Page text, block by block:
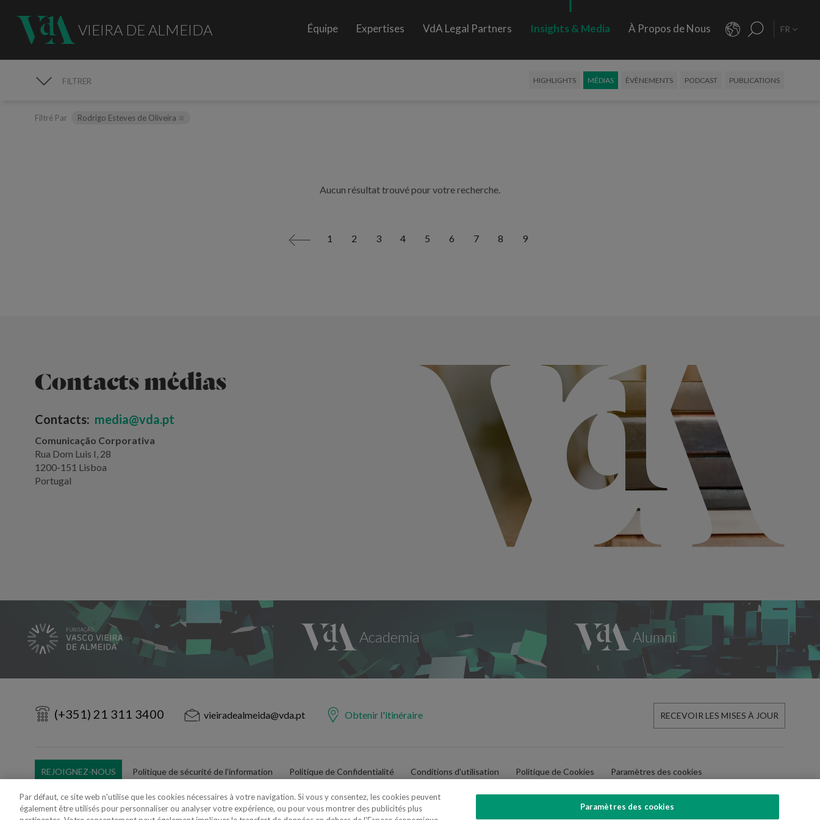
VIEIRA DE ALMEIDA Équipe Expertises VdA Legal Partners Insights & Media À Propos de Nous FR
FILTRER HIGHLIGHTS MÉDIAS ÉVÈNEMENTS PODCAST PUBLICATIONS
Filtré Par Rodrigo Esteves de Oliveira
Aucun résultat trouvé pour votre recherche.
< 1 2 3 4 5 6 7 8 9
Contacts médias
Contacts: media@vda.pt
Comunicação Corporativa
Rua Dom Luis I, 28
1200-151 Lisboa
Portugal
(+351) 21 311 3400 vieiradealmeida@vda.pt Obtenir l'itinéraire RECEVOIR LES MISES À JOUR
REJOIGNEZ-NOUS Politique de sécurité de l'information Politique de Confidentialité Conditions d'utilisation Politique de Cookies Paramètres des cookies
Utilisation Frauduleuse du Nom/Brand
Par défaut, ce site web n'utilise que les cookies nécessaires à votre navigation. Si vous y consentez, les cookies peuvent
également être utilisés pour personnaliser ou analyser votre expérience, ou pour vous montrer des publicités plus
Paramètres des cookies